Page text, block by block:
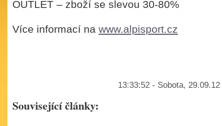
OUTLET – zboží se slevou 30-80%
Více informací na www.alpisport.cz
13:33:52 - Sobota,
Související články: